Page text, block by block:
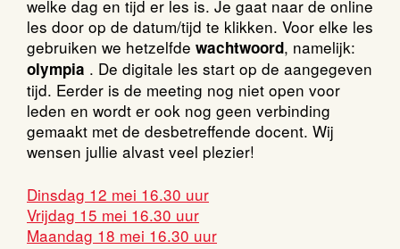
welke dag en tijd er les is. Je gaat naar de online
les door op de datum/tijd te klikken. Voor elke les
gebruiken we hetzelfde wachtwoord, namelijk:
olympia . De digitale les start op de aangegeven
tijd. Eerder is de meeting nog niet open voor
leden en wordt er ook nog geen verbinding
gemaakt met de desbetreffende docent. Wij
wensen jullie alvast veel plezier!
Dinsdag 12 mei 16.30 uur
Vrijdag 15 mei 16.30 uur
Maandag 18 mei 16.30 uur